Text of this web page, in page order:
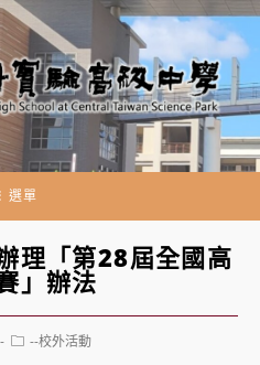
選單
理「第28屆全國高
」辦法
Post--校外活動